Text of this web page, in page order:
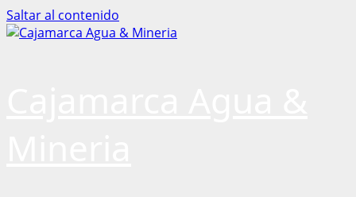
Saltar al contenido